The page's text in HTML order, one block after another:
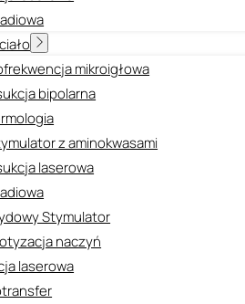
mikroigłowa
bipolarna
z aminokwasami
laserowa
Stymulator
naczyń
laserowa